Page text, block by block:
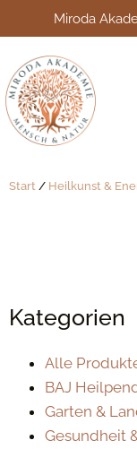
Miroda
Start / Heilkunst &
Kategorien
Alle
BAJ
Garten &
Gesundheit